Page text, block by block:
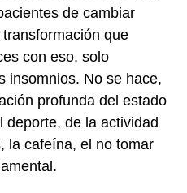
de cambiar
que
con eso, solo
insomnios. No se hace,
profunda del estado
deporte, de la actividad
la cafeína, el no tomar